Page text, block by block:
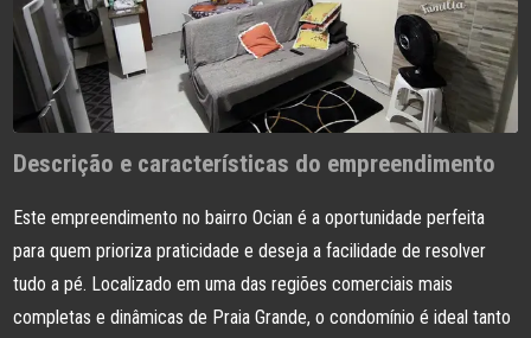
Descrição e características do empreendimento
Este empreendimento no bairro Ocian é a oportunidade perfeita
para quem prioriza praticidade e deseja a facilidade de resolver
tudo a pé. Localizado em uma das regiões comerciais mais
completas e dinâmicas de Praia Grande, o condomínio é ideal tanto